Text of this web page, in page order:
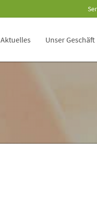
Aktuelles Unser Geschäft